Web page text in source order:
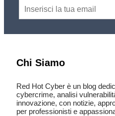
Chi Siamo
Red Hot Cyber è un blog
cybercrime, analisi
innovazione, con notizie,
per professionisti e